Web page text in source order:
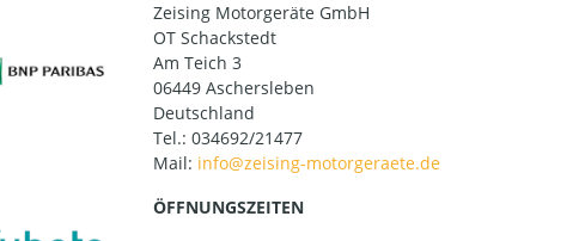
Zeising Motorgeräte GmbH
OT Schackstedt
Am Teich 3
06449 Aschersleben
Deutschland
Tel.: 034692/21477
Mail:
ÖFFNUNGSZEITEN